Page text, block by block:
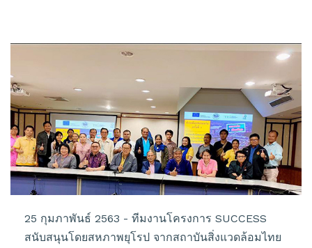
25 กุมภาพันธ์ 2563 - ทีมงานโครงการ SUCCESS
สนับสนุนโดยสหภาพยุโรป จากสถาบันสิ่งแวดล้อมไทย